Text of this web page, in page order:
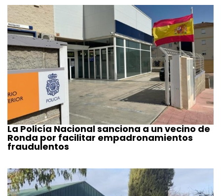
La Policía Nacional sanciona a un vecino de
Ronda por facilitar empadronamientos
fraudulentos